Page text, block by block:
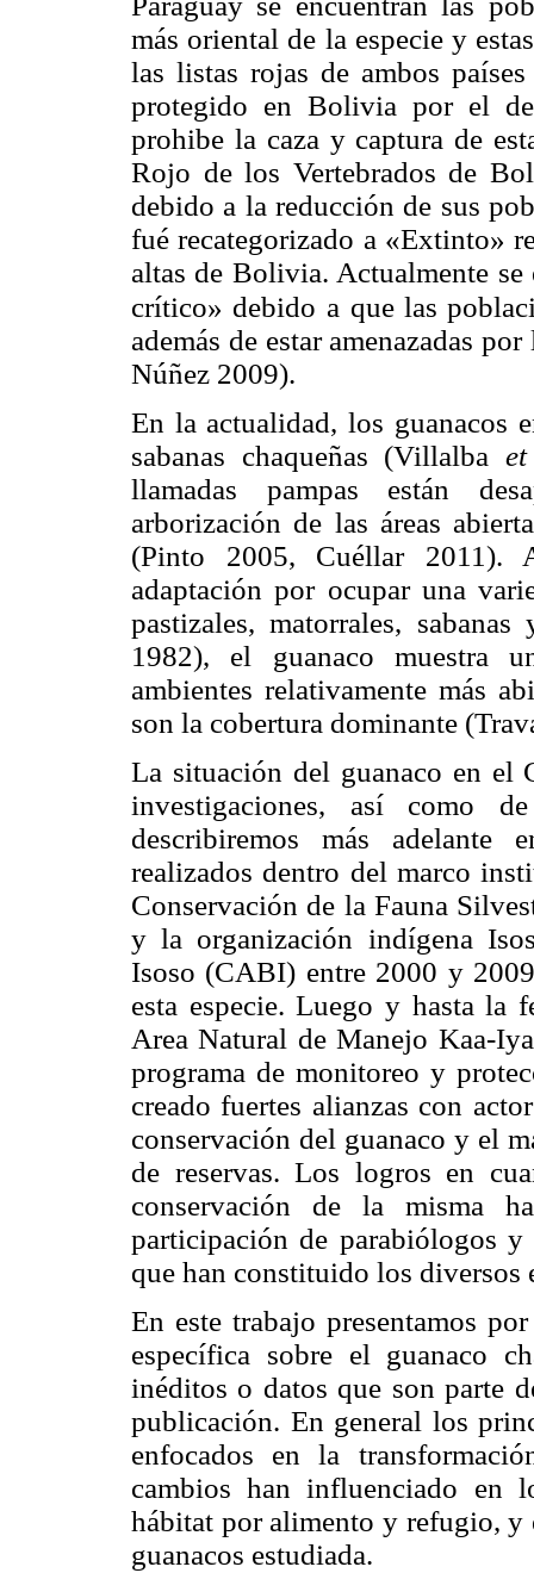
más oriental de la especie y
las listas rojas de ambos
protegido en Bolivia por el
prohibe la caza y captura de
Rojo de los Vertebrados de
debido a la reducción de sus
fué recategorizado a «Extinto»
altas de Bolivia. Actualmente
crítico» debido a que las
además de estar amenazadas
Núñez 2009).
En la actualidad, los guanacos
sabanas chaqueñas (Villalba
llamadas pampas están
arborización de las áreas
(Pinto 2005, Cuéllar 2011).
adaptación por ocupar una
pastizales, matorrales,
1982), el guanaco muestra
ambientes relativamente más
son la cobertura dominante
La situación del guanaco en el
investigaciones, así como
describiremos más adelante
realizados dentro del marco
Conservación de la Fauna
y la organización indígena
Isoso (CABI) entre 2000 y
esta especie. Luego y hasta la
Area Natural de Manejo Kaa-
programa de monitoreo y
creado fuertes alianzas con
conservación del guanaco y el
de reservas. Los logros en
conservación de la misma
participación de parabiólogos
que han constituido los diversos
En este trabajo presentamos
específica sobre el guanaco
inéditos o datos que son parte
publicación. En general los
enfocados en la
cambios han influenciado en
hábitat por alimento y refugio, y
guanacos estudiada.